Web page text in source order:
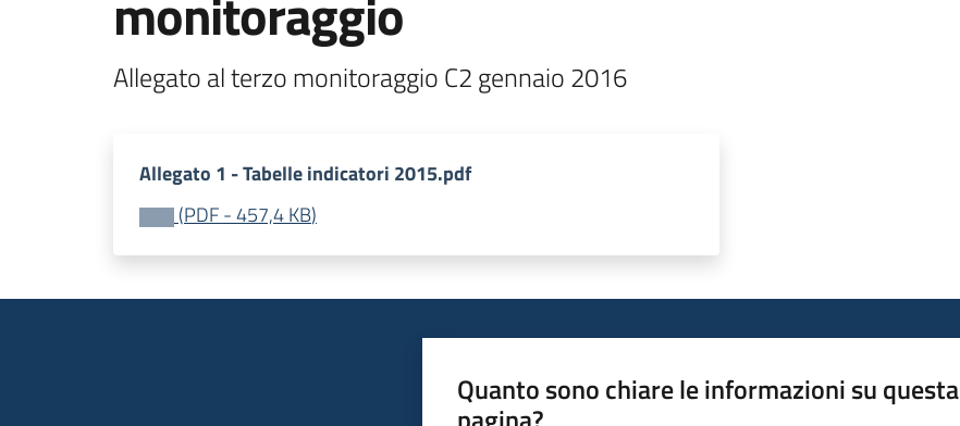
Allegato al terzo monitoraggio C2 gennaio 2016
Allegato 1 - Tabelle indicatori 2015.pdf
(PDF-457,4 KB)
Quanto sono chiare le informazioni su questa